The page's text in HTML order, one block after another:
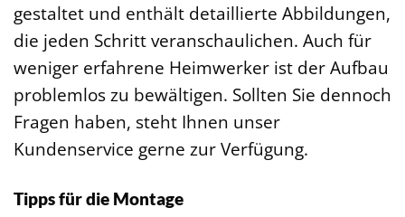
gestaltet und enthält detaillierte Abbildungen,
die jeden Schritt veranschaulichen. Auch für
weniger erfahrene Heimwerker ist der Aufbau
problemlos zu bewältigen. Sollten Sie dennoch
Fragen haben, steht Ihnen unser
Kundenservice gerne zur Verfügung.
Tipps für die Montage